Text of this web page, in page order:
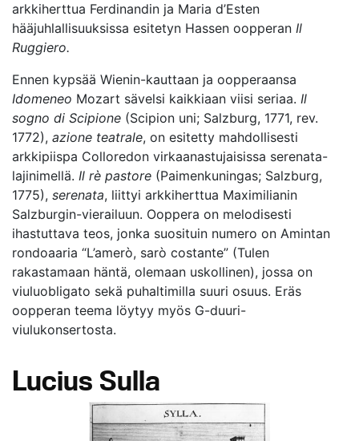
arkkiherttua Ferdinandin ja Maria d’Esten
hääjuhlallisuuksissa esitetyn Hassen oopperan Il
Ruggiero.
Ennen kypsää Wienin-kauttaan ja oopperaansa
Idomeneo Mozart sävelsi kaikkiaan viisi seriaa. Il
sogno di Scipione (Scipion uni; Salzburg, 1771, rev.
1772), azione teatrale, on esitetty mahdollisesti
arkkipiispa Colloredon virkaanastujaisissa serenata-
lajinimellä. Il rè pastore (Paimenkuningas; Salzburg,
1775), serenata, liittyi arkkiherttua Maximilianin
Salzburgin-vierailuun. Ooppera on melodisesti
ihastuttava teos, jonka suosituin numero on Amintan
rondoaaria “L’amerò, sarò costante” (Tulen
rakastamaan häntä, olemaan uskollinen), jossa on
viuluobligato sekä puhaltimilla suuri osuus. Eräs
oopperan teema löytyy myös G-duuri-
viulukonsertosta.
Lucius Sulla